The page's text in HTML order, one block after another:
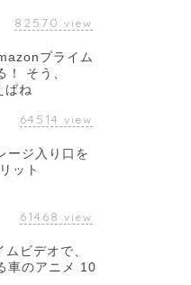
82570 view
プライム
！ そう、
ばね
64514 view
ージ入り口を
ット
61468 view
ビデオで、
車のアニメ 10